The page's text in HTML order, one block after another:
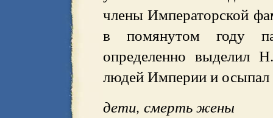
члены Императорской
в помянутом году
определенно выделил
людей Империи и осыпал
дети, смерть жены